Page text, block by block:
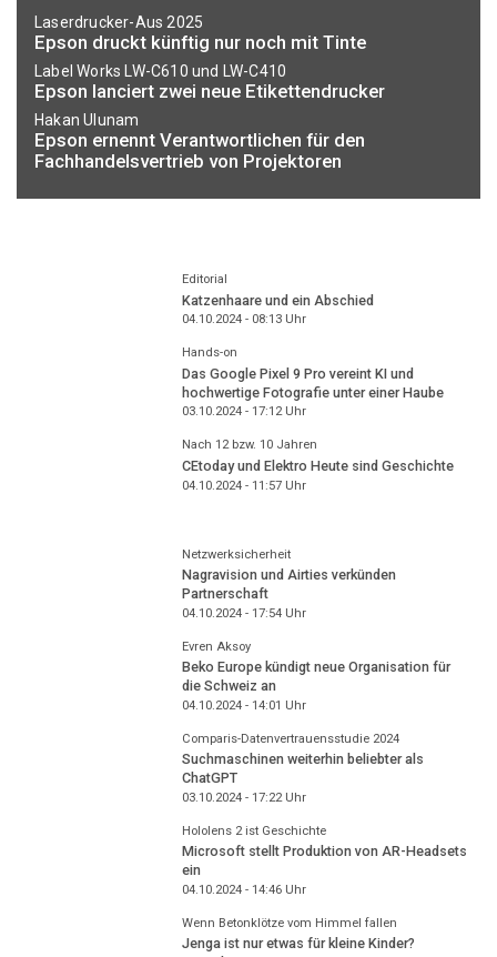
Laserdrucker-Aus 2025
Epson druckt künftig nur noch mit Tinte
Label Works LW-C610 und LW-C410
Epson lanciert zwei neue Etikettendrucker
Hakan Ulunam
Epson ernennt Verantwortlichen für den
Fachhandelsvertrieb von Projektoren
Editorial
Katzenhaare und ein Abschied
04.10.2024 - 08:13Uhr
Hands-on
Das Google Pixel 9 Pro vereint KI und
hochwertige Fotografie unter einer Haube
03.10.2024 - 17:12Uhr
Nach 12 bzw. 10 Jahren
CEtoday und Elektro Heute sind Geschichte
04.10.2024 - 11:57Uhr
Netzwerksicherheit
Nagravision und Airties verkünden
Partnerschaft
04.10.2024 - 17:54Uhr
Evren Aksoy
Beko Europe kündigt neue Organisation für
die Schweiz an
04.10.2024 - 14:01 Uhr
Comparis-Datenvertrauensstudie 2024
Suchmaschinen weiterhin beliebter als
ChatGPT
03.10.2024 - 17:22Uhr
Hololens 2 ist Geschichte
Microsoft stellt Produktion von AR-Headsets
ein
04.10.2024 - 14:46Uhr
Wenn Betonklötze vom Himmel fallen
Jenga ist nur etwas für kleine Kinder?